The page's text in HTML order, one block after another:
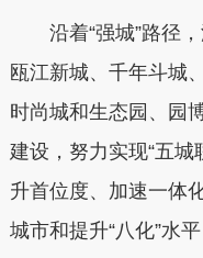
沿着“强城”路径
瓯江新城、千年斗城
时尚城和生态园、园
建设，努力实现“五城
升首位度、加速一体
城市和提升“八化”水